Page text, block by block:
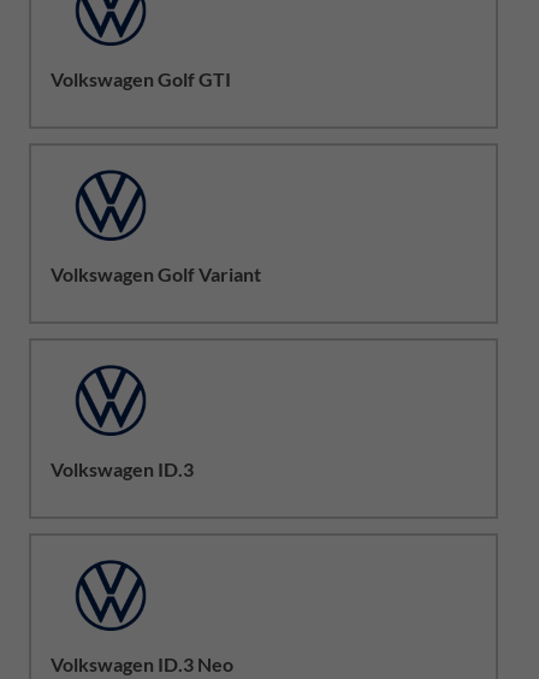
Volkswagen Golf GTI
Volkswagen Golf Variant
Volkswagen ID.3
Volkswagen ID.3 Neo